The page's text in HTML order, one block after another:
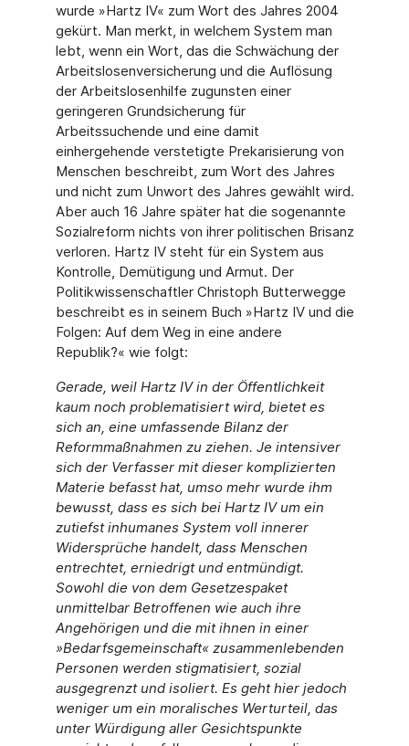
wurde »Hartz IV« zum Wort des Jahres 2004
gekürt. Man merkt, in welchem System man
lebt, wenn ein Wort, das die Schwächung der
Arbeitslosenversicherung und die Auflösung
der Arbeitslosenhilfe zugunsten einer
geringeren Grundsicherung für
Arbeitssuchende und eine damit
einhergehende verstetigte Prekarisierung von
Menschen beschreibt, zum Wort des Jahres
und nicht zum Unwort des Jahres gewählt wird.
Aber auch 16 Jahre später hat die sogenannte
Sozialreform nichts von ihrer politischen Brisanz
verloren. Hartz IV steht für ein System aus
Kontrolle, Demütigung und Armut. Der
Politikwissenschaftler Christoph Butterwegge
beschreibt es in seinem Buch »Hartz IV und die
Folgen: Auf dem Weg in eine andere
Republik?« wie folgt:
Gerade, weil Hartz IV in der Öffentlichkeit
kaum noch problematisiert wird, bietet es
sich an, eine umfassende Bilanz der
Reformmaßnahmen zu ziehen. Je intensiver
sich der Verfasser mit dieser komplizierten
Materie befasst hat, umso mehr wurde ihm
bewusst, dass es sich bei Hartz IV um ein
zutiefst inhumanes System voll innerer
Widersprüche handelt, dass Menschen
entrechtet, erniedrigt und entmündigt.
Sowohl die von dem Gesetzespaket
unmittelbar Betroffenen wie auch ihre
Angehörigen und die mit ihnen in einer
»Bedarfsgemeinschaft« zusammenlebenden
Personen werden stigmatisiert, sozial
ausgegrenzt und isoliert. Es geht hier jedoch
weniger um ein moralisches Werturteil, das
unter Würdigung aller Gesichtspunkte